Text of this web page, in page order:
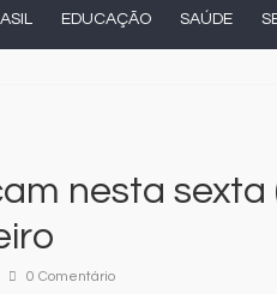
EDUCAÇÃO SAÚDE
nesta sexta
0 Comentário